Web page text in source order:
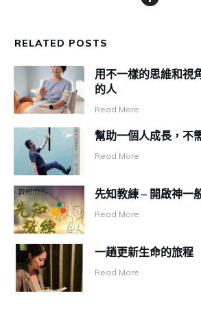
RELATED POSTS
用不一樣的思維和視
的人
Read More
幫助一個人成長，不
Read More
先知教練 – 開啟神一
Read More
一趟更新生命的旅程
Read More